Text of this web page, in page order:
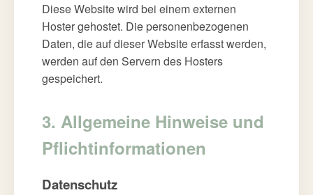
Diese Website wird bei einem externen
Hoster gehostet. Die personenbezogenen
Daten, die auf dieser Website erfasst werden,
werden auf den Servern des Hosters
gespeichert.
3. Allgemeine Hinweise und
Pflichtinformationen
Datenschutz